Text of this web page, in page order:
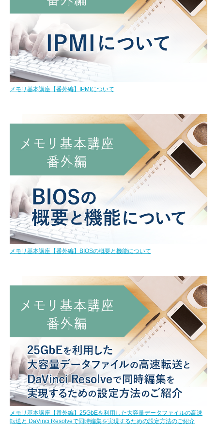
メモリ基本講座【番外編】IPMIについて
メモリ基本講座【番外編】BIOSの概要と機能について
メモリ基本講座【番外編】25GbEを利用した大容量データファイルの高速
転送と DaVinci Resolveで同時編集を実現するための設定方法のご紹介